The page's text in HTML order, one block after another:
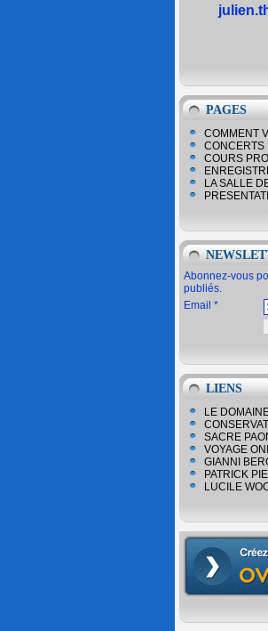
PAGES
COMMENT
CONCERTS
COURS
LA SALLE
Abonnez-vous
publiés.
Email
LIENS
LE
SACRE
VOYAGE
GIANNI
PATRICK
LUCILE